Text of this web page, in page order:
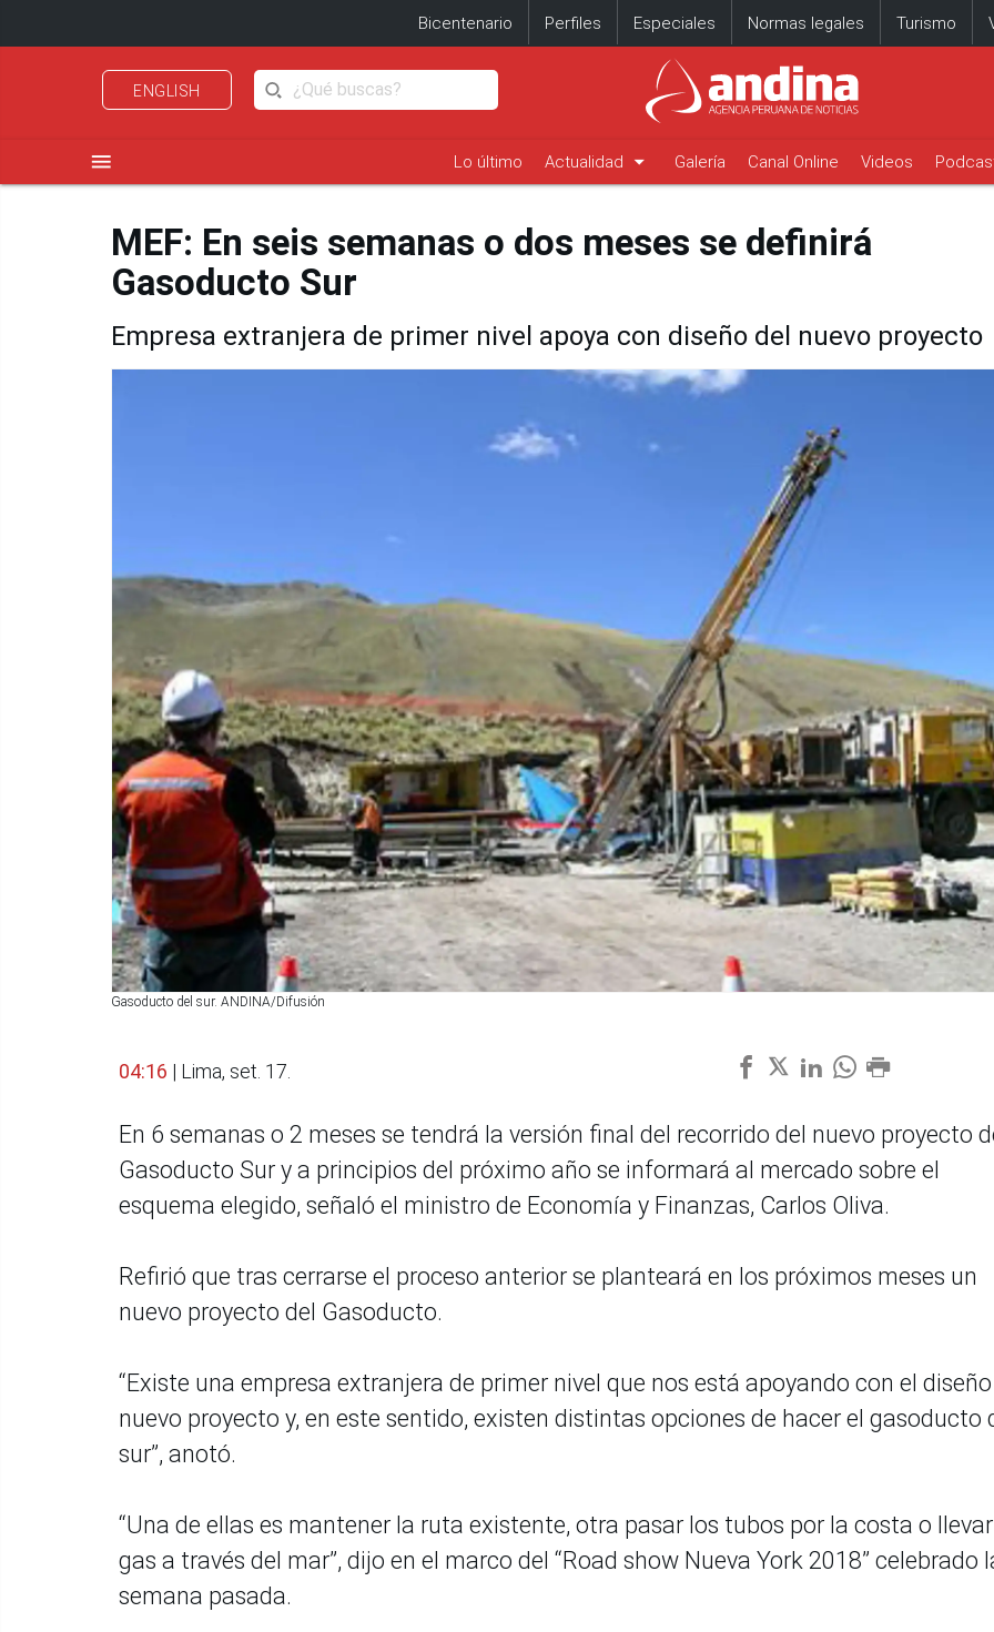
Bicentenario Perfiles Especiales Normas legales Turismo
ENGLISH
menu Lo último Actualidad arrow_drop_down Galería Canal Online Videos
MEF: En seis semanas o dos meses se definirá
Gasoducto Sur
Empresa extranjera de primer nivel apoya con diseño del nuevo proyecto
Gasoducto del sur. ANDINA/Difusión
04:16 | Lima, set. 17.
En 6 semanas o 2 meses se tendrá la versión final del recorrido del nuevo proyecto
Gasoducto Sur y a principios del próximo año se informará al mercado sobre el
esquema elegido, señaló el ministro de Economía y Finanzas, Carlos Oliva.
Refirió que tras cerrarse el proceso anterior se planteará en los próximos meses un
nuevo proyecto del Gasoducto.
“Existe una empresa extranjera de primer nivel que nos está apoyando con el
nuevo proyecto y, en este sentido, existen distintas opciones de hacer el gasoducto
sur”, anotó.
“Una de ellas es mantener la ruta existente, otra pasar los tubos por la costa o
gas a través del mar”, dijo en el marco del “Road show Nueva York 2018” celebrado
semana pasada.